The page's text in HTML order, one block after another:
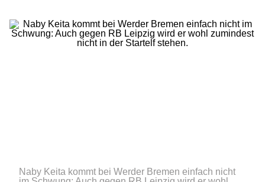
Naby Keita kommt bei Werder Bremen einfach nicht